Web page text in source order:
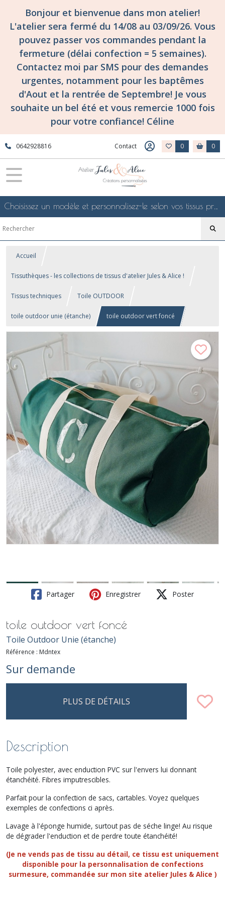
Bonjour et bienvenue dans mon atelier!
L'atelier sera fermé du 14/08 au 03/09/26. Vous
pouvez passer vos commandes pendant la
fermeture (délai confection = 5 semaines).
Contactez moi par SMS pour des demandes
urgentes, notamment pour les baptêmes
d'Aout et la rentrée de Septembre! Je vous
souhaite un bel été et vous remercie 1000 fois
pour votre confiance! Céline
0642928816 Contact 0 0
Choisissez un modèle et personnalisez-le selon vos tissus préférés de mes collections en ligne, je le confectionnerai selon vos souhaits
Accueil
Tissuthèques - les collections de tissus d'atelier Jules & Alice !
Tissus techniques Toile OUTDOOR
toile outdoor unie (étanche) toile outdoor vert foncé
Partager Enregistrer Poster
toile outdoor vert foncé
Toile Outdoor Unie (étanche)
Référence : Mdntex
Sur demande
PLUS DE DÉTAILS
Description
Toile polyester, avec enduction PVC sur l'envers lui donnant
étanchéité. Fibres imputrescibles.
Parfait pour la confection de sacs, cartables. Voyez quelques
exemples de confections ci après.
Lavage à l'éponge humide, surtout pas de séche linge! Au risque
de dégrader l'enduction et de perdre toute étanchéité!
(Je ne vends pas de tissu au détail, ce tissu est uniquement
disponible pour la personnalisation de confections
surmesure, commandée sur mon site atelier Jules & Alice )